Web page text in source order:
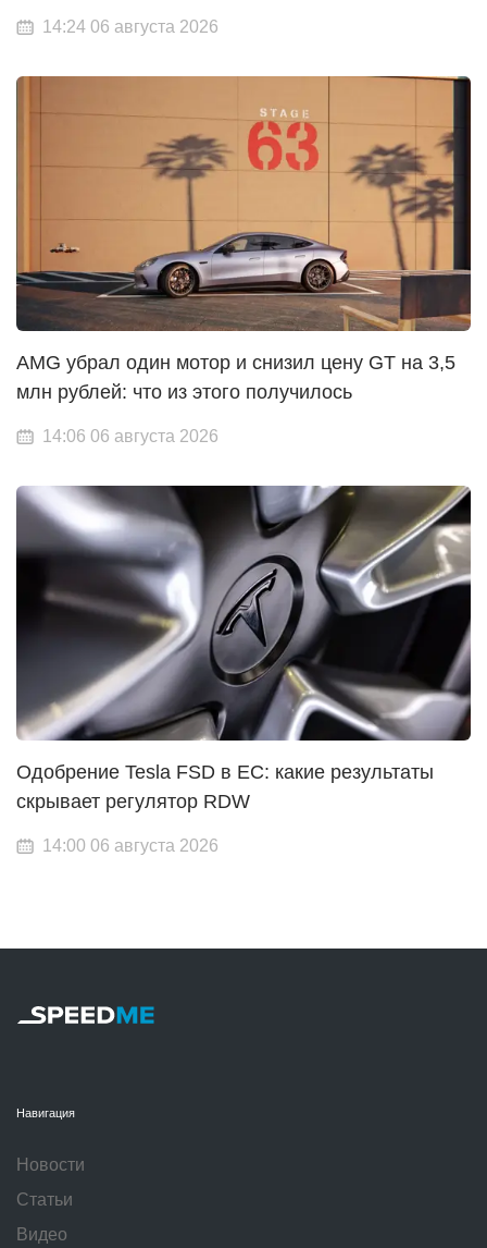
14:24 06 августа 2026
AMG убрал один мотор и снизил цену GT на 3,5
млн рублей: что из этого получилось
14:06 06 августа 2026
Одобрение Tesla FSD в ЕС: какие результаты
скрывает регулятор RDW
14:00 06 августа 2026
Навигация
Новости
Статьи
Видео